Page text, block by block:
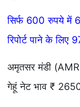
सिर्फ 600 रुपये में
रिपोर्ट पाने के
अमृतसर मंडी
गेहूं नेट भाव ₹